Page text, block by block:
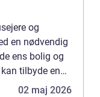
og
en nødvendig
ens bolig og
tilbyde en
02 maj 2026